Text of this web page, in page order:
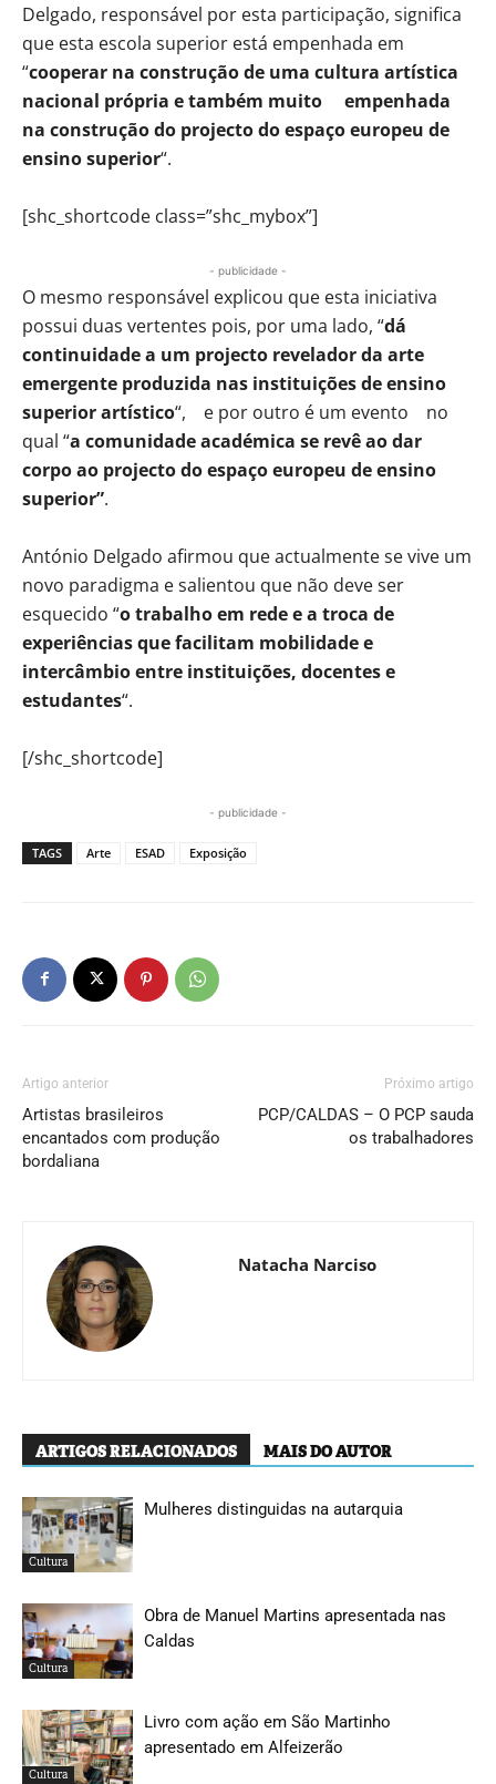
Delgado, responsável por esta participação, significa
que esta escola superior está empenhada em
“cooperar na construção de uma cultura artística
nacional própria e também muito empenhada
na construção do projecto do espaço europeu de
ensino superior“.
[shc_shortcode class=”shc_mybox”]
- publicidade -
O mesmo responsável explicou que esta iniciativa
possui duas vertentes pois, por uma lado, “dá
continuidade a um projecto revelador da arte
emergente produzida nas instituições de ensino
superior artístico“, e por outro é um evento no
qual “a comunidade académica se revê ao dar
corpo ao projecto do espaço europeu de ensino
superior”.
António Delgado afirmou que actualmente se vive um
novo paradigma e salientou que não deve ser
esquecido “o trabalho em rede e a troca de
experiências que facilitam mobilidade e
intercâmbio entre instituições, docentes e
estudantes“.
[/shc_shortcode]
- publicidade -
TAGS Arte ESAD Exposição
Artigo anterior
Artistas brasileiros
encantados com produção
bordaliana
Próximo artigo
PCP/CALDAS – O PCP sauda
os trabalhadores
Natacha Narciso
ARTIGOS RELACIONADOS MAIS DO AUTOR
Cultura
Mulheres distinguidas na autarquia
Cultura
Obra de Manuel Martins apresentada nas
Caldas
Cultura
Livro com ação em São Martinho
apresentado em Alfeizerão